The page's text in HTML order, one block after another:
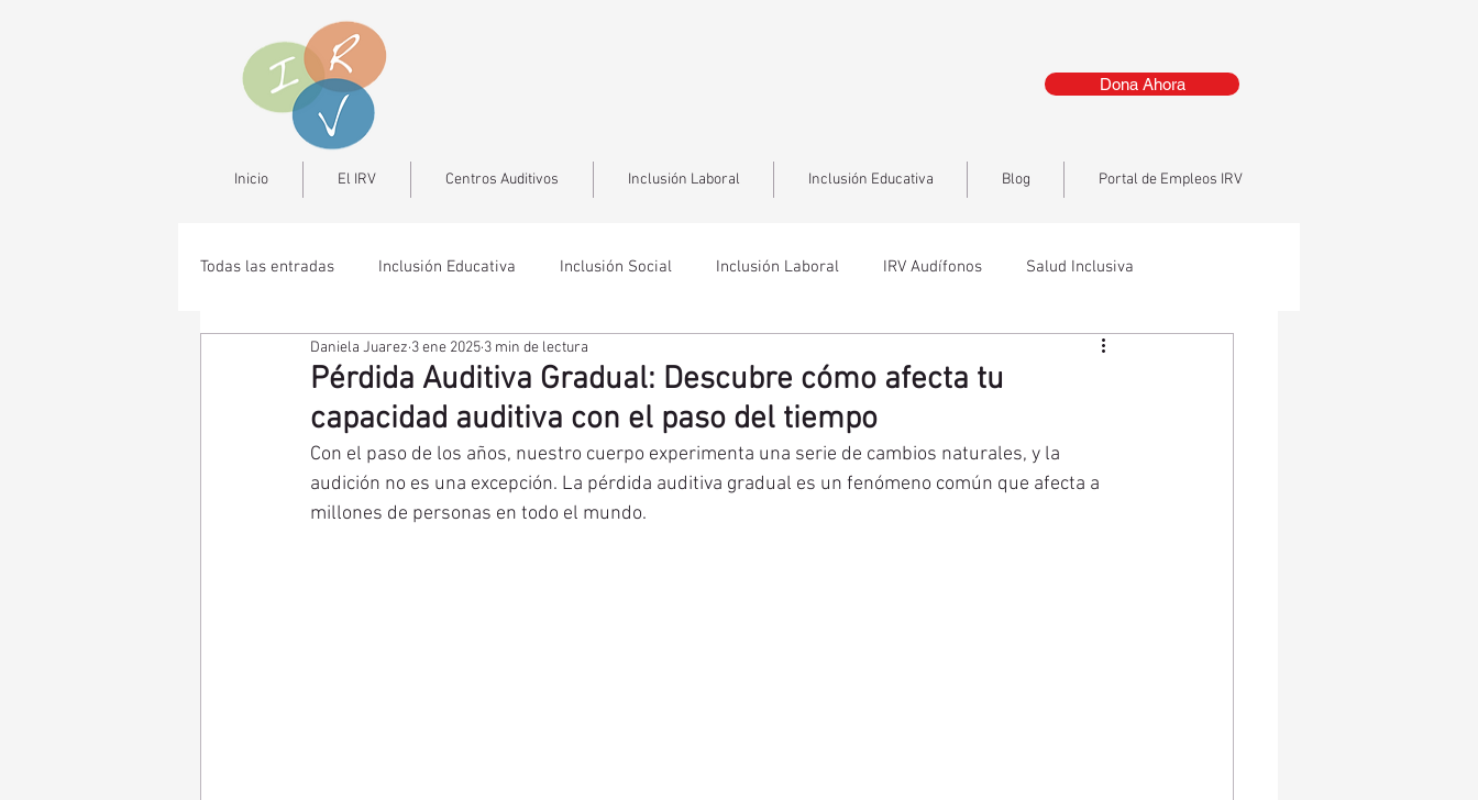
Dona Ahora
Inicio El IRV Centros Auditivos Inclusión Laboral Inclusión Educativa Blog Portal de Empleos IRV
Todas las entradas Inclusión Educativa Inclusión Social Inclusión Laboral IRV Audífonos Salud Inclusiva
Pérdida Auditiva Gradual: Descubre cómo afecta tu
capacidad auditiva con el paso del tiempo
Daniela Juarez 3 ene 2025 3 min de lectura
Con el paso de los años, nuestro cuerpo experimenta una serie de cambios naturales, y la
audición no es una excepción. La pérdida auditiva gradual es un fenómeno común que afecta a
millones de personas en todo el mundo.